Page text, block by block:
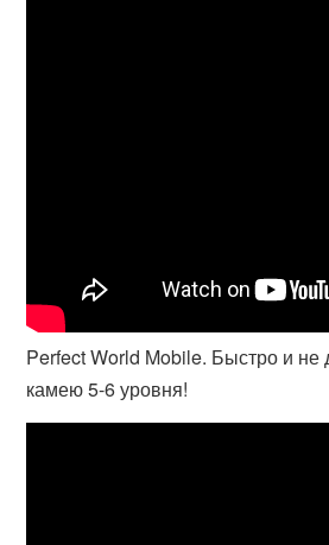
Perfect World Mobile. Быстро и не
камею 5-6 уровня!